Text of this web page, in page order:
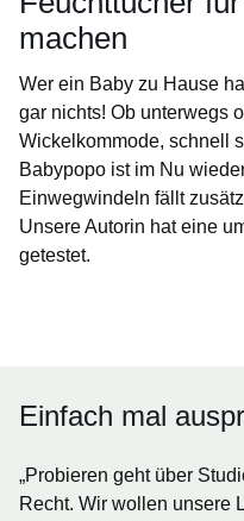
machen
Wer ein Baby zu Hause
gar nichts! Ob unterwegs
Wickelkommode, schnell
Babypopo ist im Nu
Einwegwindeln fällt
Unsere Autorin hat eine
getestet.
Einfach mal
„Probieren geht über
Recht. Wir wollen unsere